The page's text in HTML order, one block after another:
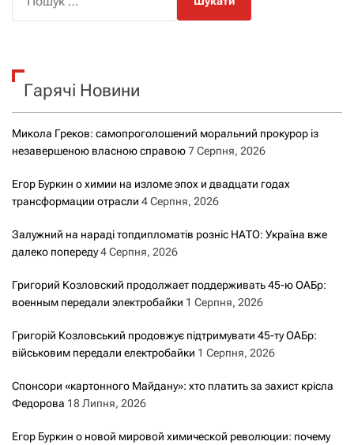
к
Гарячі Новини
Микола Греков: самопроголошений моральний прокурор із
незавершеною власною справою7 Серпня, 2026
Егор Буркин о химии на изломе эпох и двадцати годах
трансформации отрасли 4 Серпня, 2026
Залужний на нараді топдипломатів розніс НАТО: Україна вже
далеко попереду4 Серпня, 2026
Григорий Козловский продолжает поддерживать 45-ю ОАБр:
военным передали электробайки 1 Серпня, 2026
Григорій Козловський продовжує підтримувати 45-ту ОАБр:
військовим передали електробайки 1 Серпня, 2026
Спонсори «картонного Майдану»: хто платить за захист крісла
Федорова 18 Липня, 2026
Егор Буркин о новой мировой химической революции: почему